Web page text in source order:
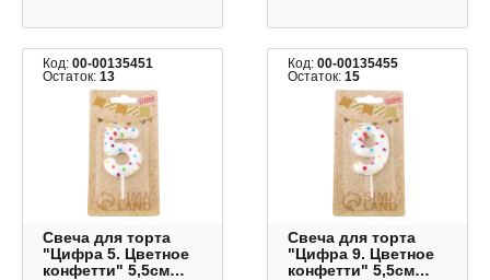
Код: 00-00135451
Остаток: 13
Свеча для торта
"Цифра 5. Цветное
конфетти" 5,5см
Код:00-00135455
Остаток:15
Свеча для торта
"Цифра 9. Цветное
конфетти" 5,5см